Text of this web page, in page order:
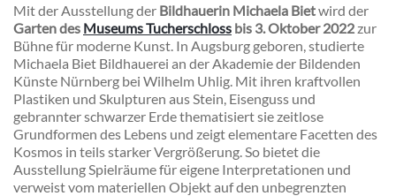
Mit der Ausstellung der Bildhauerin Michaela Bietwird der
Garten des Museums Tucherschloss bis 3. Oktober 2022zur
Bühne für moderne Kunst. In Augsburg geboren, studierte
Michaela Biet Bildhauerei an der Akademie der Bildenden
Künste Nürnberg bei Wilhelm Uhlig. Mit ihren kraftvollen
Plastiken und Skulpturen aus Stein, Eisenguss und
gebrannter schwarzer Erde thematisiert sie zeitlose
Grundformen des Lebens und zeigt elementare Facetten des
Kosmos in teils starker Vergrößerung. So bietet die
Ausstellung Spielräume für eigene Interpretationen und
verweist vom materiellen Objekt auf den unbegrenzten